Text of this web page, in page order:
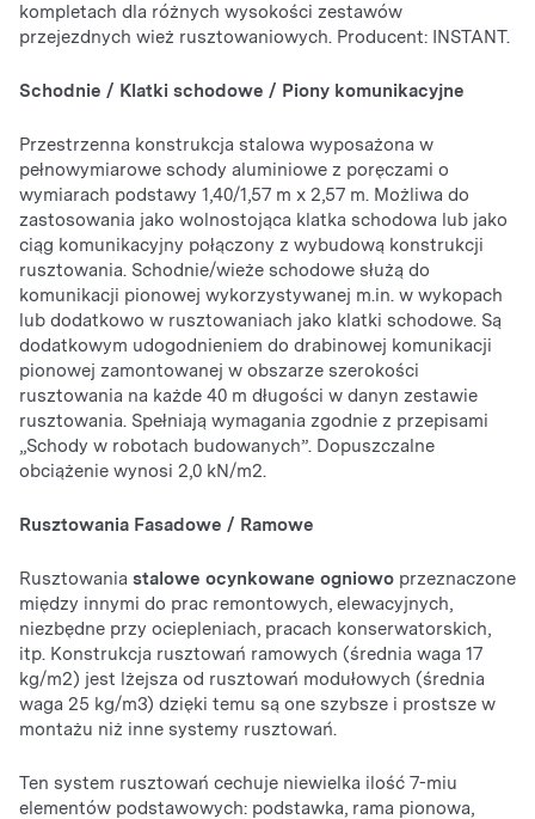
kompletach dla różnych wysokości zestawów
przejezdnych wież rusztowaniowych. Producent: INSTANT.
Schodnie / Klatki schodowe / Piony komunikacyjne
Przestrzenna konstrukcja stalowa wyposażona w
pełnowymiarowe schody aluminiowe z poręczami o
wymiarach podstawy 1,40/1,57 m x 2,57 m. Możliwa do
zastosowania jako wolnostojąca klatka schodowa lub jako
ciąg komunikacyjny połączony z wybudową konstrukcji
rusztowania. Schodnie/wieże schodowe służą do
komunikacji pionowej wykorzystywanej m.in. w wykopach
lub dodatkowo w rusztowaniach jako klatki schodowe. Są
dodatkowym udogodnieniem do drabinowej komunikacji
pionowej zamontowanej w obszarze szerokości
rusztowania na każde 40 m długości w danyn zestawie
rusztowania. Spełniają wymagania zgodnie z przepisami
„Schody w robotach budowanych”. Dopuszczalne
obciążenie wynosi 2,0 kN/m2.
Rusztowania Fasadowe / Ramowe
Rusztowania stalowe ocynkowane ogniowo przeznaczone
między innymi do prac remontowych, elewacyjnych,
niezbędne przy ociepleniach, pracach konserwatorskich,
itp. Konstrukcja rusztowań ramowych (średnia waga 17
kg/m2) jest lżejsza od rusztowań modułowych (średnia
waga 25 kg/m3) dzięki temu są one szybsze i prostsze w
montażu niż inne systemy rusztowań.
Ten system rusztowań cechuje niewielka ilość 7-miu
elementów podstawowych: podstawka, rama pionowa,